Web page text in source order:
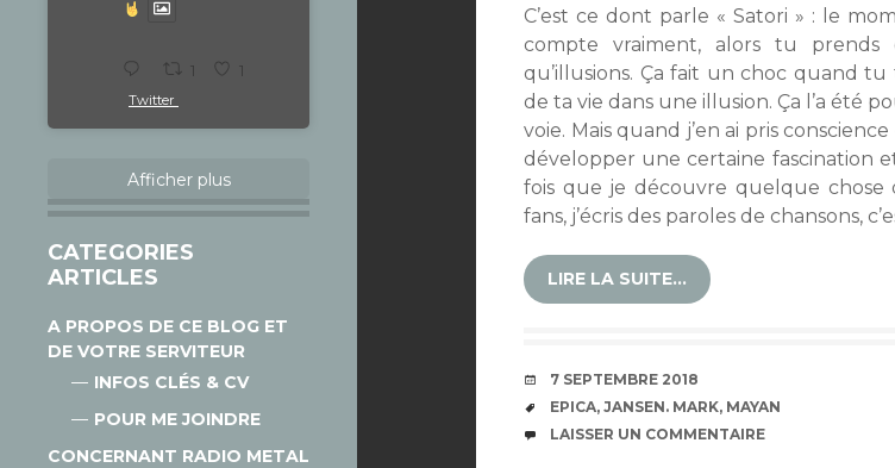
1 1
Twitter
Afficher plus
CATEGORIES
ARTICLES
A PROPOS DE CE BLOG ET
DE VOTRE SERVITEUR
INFOS CLÉS & CV
POUR ME JOINDRE
CONCERNANT RADIO METAL
C’est ce dont parle « Satori » : le
compte vraiment, alors tu prends
qu’illusions. Ça fait un choc quand
de ta vie dans une illusion. Ça l’a été
voie. Mais quand j’en ai pris
développer une certaine fascination
fois que je découvre quelque
fans, j’écris des paroles de chansons,
LIRE LA SUITE…
DATE
7 SEPTEMBRE 2018
ÉTIQUETTES
EPICA, JANSEN. MARK, MAYAN
COMMENTAIRES
LAISSER UN COMMENTAIRE